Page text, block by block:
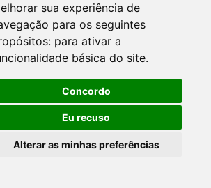
sua experiência de
para os seguintes
para ativar a
básica do site.
Concordo
Eu recuso
Alterar as minhas preferências